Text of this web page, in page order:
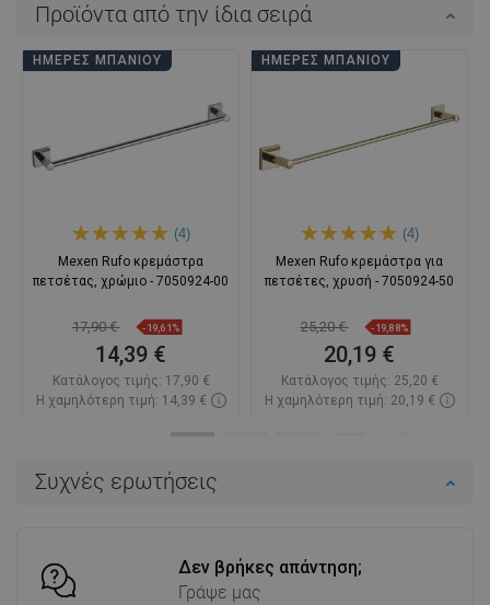
Συχνές ερωτήσεις
Δεν βρήκες απάντηση;
Γράψε μας
Προϊόντα από την ίδια σειρά
ΗΜΈΡΕΣ ΜΠΆΝΙΟΥ
(4)
Mexen Rufo κρεμάστρα
πετσέτας, χρώμιο - 7050924-00
17,90 € -19,61%
14,39 €
Κατάλογος τιμής: 17,90 €
Η χαμηλότερη τιμή: 14,39 €
ΗΜΈΡΕΣ ΜΠΆΝΙΟΥ
(4)
Mexen Rufo κρεμάστρα για
πετσέτες, χρυσή - 7050924-50
25,20 € -19,88%
20,19 €
Κατάλογος τιμής: 25,20 €
Η χαμηλότερη τιμή: 20,19 €